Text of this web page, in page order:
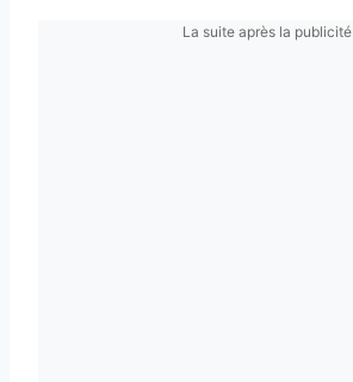
La suite après la publicité